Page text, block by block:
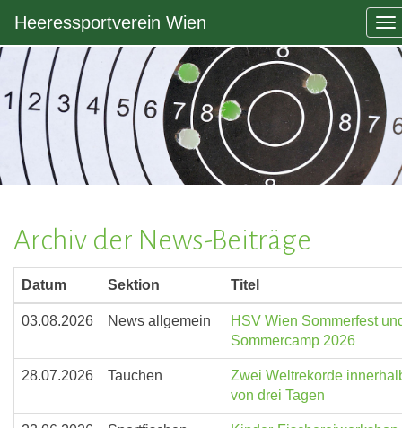
Heeressportverein Wien
Archiv der News-Beiträge
Datum Sektion Titel
03.08.2026 News allgemein
HSV Wien Sommerfest
Sommercamp 2026
28.07.2026 Tauchen
Zwei Weltrekorde
von drei Tagen